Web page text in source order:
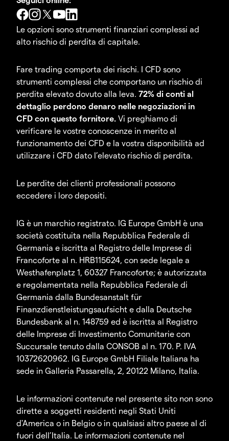
Le opzioni sono strumenti finanziari complessi ad
alto rischio di perdita di capitale.
Fare trading comporta dei rischi. I CFD sono
strumenti complessi che comportano un rischio di
perdita elevato dovuto alla leva. 72% di conti al
dettaglio perdono denaro nelle negoziazioni in
CFD con questo fornitore. Vi preghiamo di
verificare le vostre conoscenze in merito al
funzionamento dei CFD e la vostra disponibilità ad
utilizzare i CFD dato l’elevato rischio di perdita.
Le perdite dei clienti professionali possono
eccedere i loro depositi.
IG è un marchio registrato. IG Europe GmbH è una
società costituita nella Repubblica Federale di
Germania e iscritta al Registro delle Imprese di
Francoforte al n. HRB115624, con sede legale a
Westhafenplatz 1, 60327 Francoforte; è autorizzata
e regolamentata nella Repubblica Federale di
Germania dalla Bundesanstalt für
Finanzdienstleistungsaufsicht e dalla Deutsche
Bundesbank al n. 148759 ed è iscritta al Registro
delle Imprese di Investimento Comunitarie con
Succursale tenuto dalla CONSOB al n. 170. P. IVA
10372620962. IG Europe GmbH Filiale Italiana ha
sede in Galleria Passarella, 2, 20122 Milano, Italia.
Le informazioni contenute nel presente sito non sono
dirette a soggetti residenti negli Stati Uniti
d'America o in Belgio o in qualsiasi altro paese al di
fuori dell’Italia. Le informazioni contenute nel